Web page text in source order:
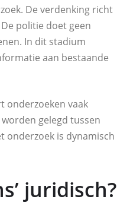
De verdenking richt
politie doet geen
In dit stadium
aan bestaande
onderzoeken vaak
gelegd tussen
onderzoek is dynamisch
juridisch?